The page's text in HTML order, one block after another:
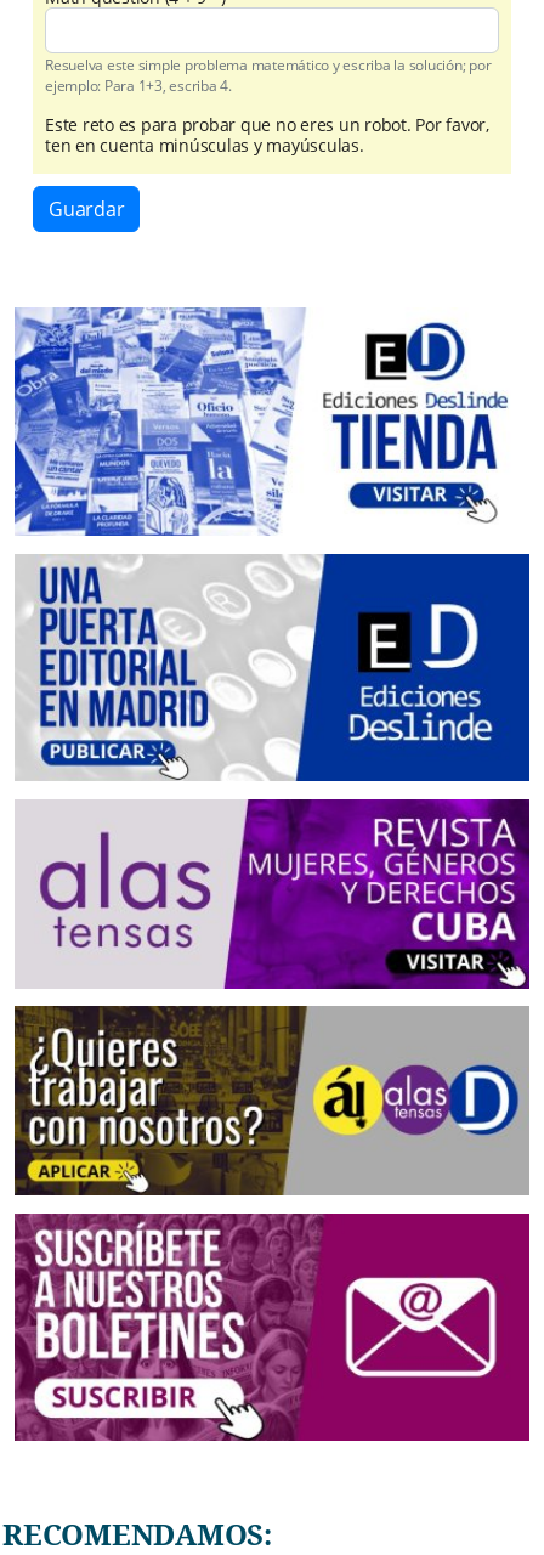
Resuelva este simple problema matemático y escriba la solución; por
ejemplo: Para 1+3, escriba 4.
Este reto es para probar que no eres un robot. Por favor,
ten en cuenta minúsculas y mayúsculas.
Guardar
RECOMENDAMOS: